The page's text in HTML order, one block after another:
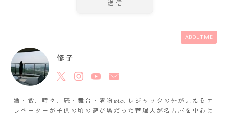
ABOUT ME
修子
酒・食、時々、旅・舞台・着物𝓮𝓽𝓬. レジャックの外が見えるエ
レベーターが子供の頃の遊び場だった管理人が名古屋を中心に